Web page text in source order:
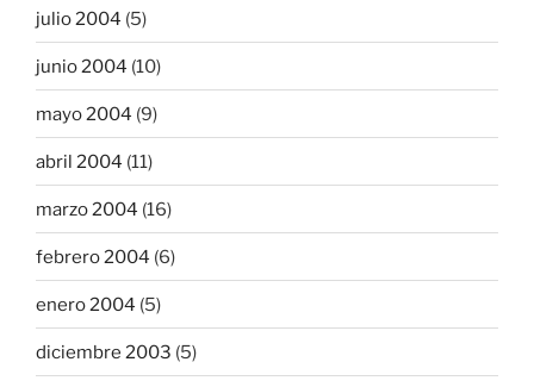
julio 2004 (5)
junio 2004 (10)
mayo 2004 (9)
abril 2004 (11)
marzo 2004 (16)
febrero 2004 (6)
enero 2004 (5)
diciembre 2003 (5)